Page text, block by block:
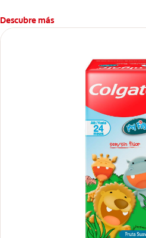
Descubre más